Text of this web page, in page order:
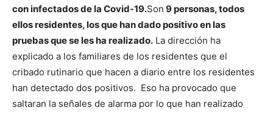
con infectados de la Covid-19.Son 9 personas, todos
ellos residentes, los que han dado positivo en las
pruebas que se les ha realizado. La dirección ha
explicado a los familiares de los residentes que el
cribado rutinario que hacen a diario entre los residentes
han detectado dos positivos. Eso ha provocado que
saltaran la señales de alarma por lo que han realizado